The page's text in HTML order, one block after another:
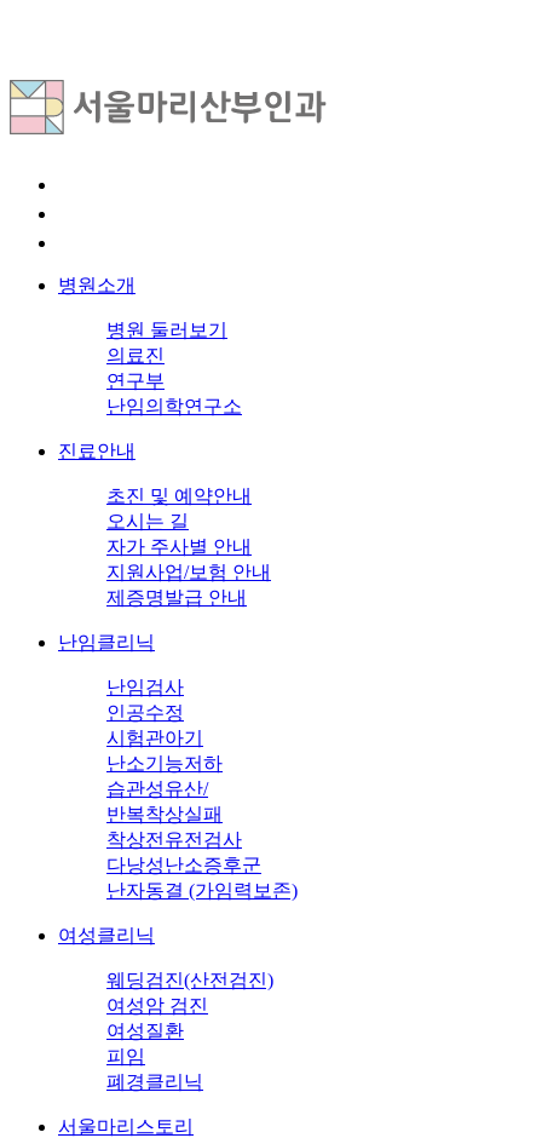
병원소개
병원 둘러보기
의료진
연구부
난임의학연구소
진료안내
초진 및 예약안내
오시는 길
자가 주사별 안내
지원사업/보험 안내
제증명발급 안내
난임클리닉
난임검사
인공수정
시험관아기
난소기능저하
습관성유산/
반복착상실패
착상전유전검사
다낭성난소증후군
난자동결 (가임력보존)
여성클리닉
웨딩검진(산전검진)
여성암 검진
여성질환
피임
폐경클리닉
서울마리스토리